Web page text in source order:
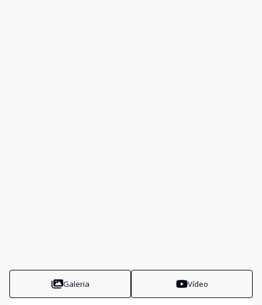
Galeria Vídeo